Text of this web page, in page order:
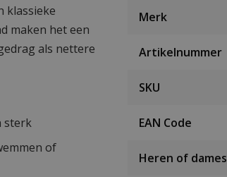
klassieke
maken het een
als nettere
sterk
of
Merk
Artikelnummer
SKU
EAN Code
Heren of dames